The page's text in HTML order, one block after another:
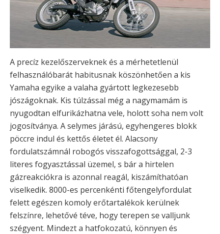
A precíz kezelőszerveknek és a mérhetetlenül
felhasználóbarát habitusnak köszönhetően a kis
Yamaha egyike a valaha gyártott legkezesebb
jószágoknak. Kis túlzással még a nagymamám is
nyugodtan elfurikázhatna vele, holott soha nem volt
jogosítványa. A selymes járású, egyhengeres blokk
pöccre indul és kettős életet él. Alacsony
fordulatszámnál robogós visszafogottsággal, 2-3
literes fogyasztással üzemel, s bár a hirtelen
gázreakciókra is azonnal reagál, kiszámíthatóan
viselkedik. 8000-es percenkénti főtengelyfordulat
felett egészen komoly erőtartalékok kerülnek
felszínre, lehetővé téve, hogy terepen se valljunk
szégyent. Mindezt a hatfokozatú, könnyen és